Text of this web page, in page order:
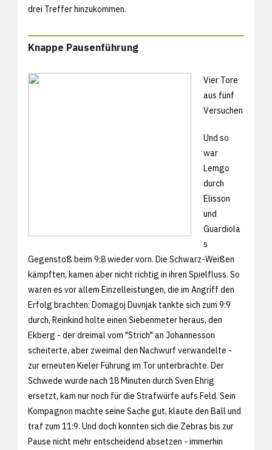
drei Treffer hinzukommen.
Knappe Pausenführung
Vier Tore
aus fünf
Versuchen
Und so
war
Lemgo
durch
Elisson
und
Guardiola
s
Gegenstoß beim 9:8 wieder vorn. Die Schwarz-Weißen
kämpften, kamen aber nicht richtig in ihren Spielfluss. So
waren es vor allem Einzelleistungen, die im Angriff den
Erfolg brachten: Domagoj Duvnjak tankte sich zum 9:9
durch, Reinkind holte einen Siebenmeter heraus, den
Ekberg - der dreimal vom "Strich" an Johannesson
scheiterte, aber zweimal den Nachwurf verwandelte -
zur erneuten Kieler Führung im Tor unterbrachte. Der
Schwede wurde nach 18 Minuten durch Sven Ehrig
ersetzt, kam nur noch für die Strafwürfe aufs Feld. Sein
Kompagnon machte seine Sache gut, klaute den Ball und
traf zum 11:9. Und doch konnten sich die Zebras bis zur
Pause nicht mehr entscheidend absetzen - immerhin